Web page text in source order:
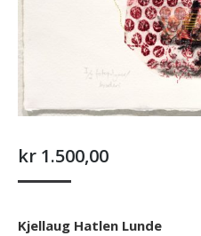
kr 1.500,00
Kjellaug Hatlen Lunde